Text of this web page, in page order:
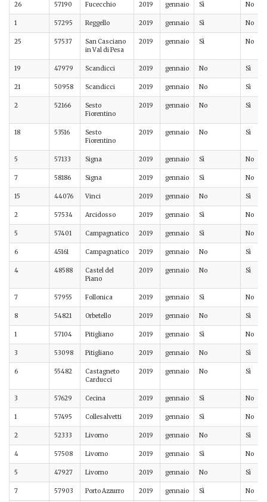
26 57190 Fucecchio 2019 gennaio Sì No
1 57295 Reggello 2019 gennaio Sì No
25 57537
San Casciano
in Val di Pesa
2019 gennaio Sì No
19 47979 Scandicci 2019 gennaio No Sì
21 50958 Scandicci 2019 gennaio No Sì
2 52166
Sesto
Fiorentino
2019 gennaio No Sì
18 53516
Sesto
Fiorentino
2019 gennaio No Sì
5 57133 Signa 2019 gennaio Sì No
7 58186 Signa 2019 gennaio Sì No
15 44076 Vinci 2019 gennaio No Sì
2 57534 Arcidosso 2019 gennaio Sì No
5 57401 Campagnatico 2019 gennaio Sì No
6 45161 Campagnatico 2019 gennaio No Sì
4 48588
Castel del
Piano
2019 gennaio No Sì
7 57955 Follonica 2019 gennaio Sì No
8 54821 Orbetello 2019 gennaio No Sì
1 57104 Pitigliano 2019 gennaio Sì No
3 53098 Pitigliano 2019 gennaio No Sì
6 55482
Castagneto
Carducci
2019 gennaio No Sì
3 57629 Cecina 2019 gennaio Sì No
1 57495 Collesalvetti 2019 gennaio Sì No
2 52333 Livorno 2019 gennaio No Sì
4 57508 Livorno 2019 gennaio Sì No
5 47927 Livorno 2019 gennaio No Sì
7 57903 Porto Azzurro 2019 gennaio Sì No